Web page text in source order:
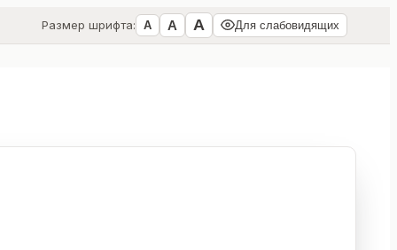
Размер шрифта: А А А Для слабовидящих